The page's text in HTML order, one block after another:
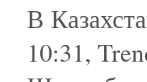
В
10:31,